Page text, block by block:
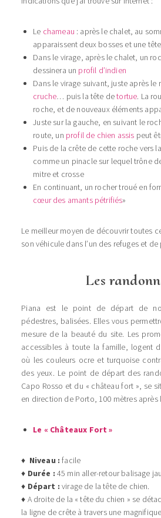
Le chameau : après le chalet, au
apparaissent deux bosses et une tête
Dans le virage, après le chalet, un
dessinera un profil d’indien
Dans le virage suivant, juste après
cruche… puis la tête detortue. La
roche, et de nouveaux éléments
Juste sur la gauche, en suivant le
route, un profil de chien assis peut
Puis de la crête de cette roche vers
comme un pinacle sur lequel trône
mitre et crosse
En continuant, un rocher troué en
cœur des amants pétrifiés»
Le meilleur moyen de découvrir toutes
son véhicule dans l’un des refuges et
Les
Piana est le point de départ de
pédestres, balisées. Elles vous
mesure de la beauté du site. Les
accessibles à toute la famille, logent
où les couleurs ocre et turquoise
des yeux. Le point de départ des
Capo Rosso et du « château fort », se
en direction de Porto, 100 mètres après
Le « Châteaux Fort »
♦ Niveau : facile
♦ Durée : 45 min aller-retour balisage
♦ Départ : virage de la tête de chien.
♦ A droite de la « tête du chien » se
la ligne de crête à travers une